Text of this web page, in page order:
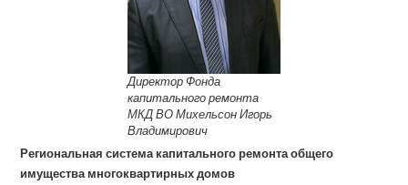
Директор Фонда
капитального ремонта
МКД ВО Михельсон Игорь
Владимирович
Региональная система капитального ремонта общего
имущества многоквартирных домов